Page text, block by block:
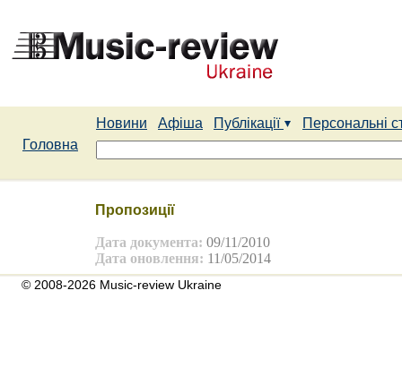
Новини Афіша Публікації
Персональні
Головна
Пропозиції
Дата документа: 09/11/2010
Дата оновлення: 11/05/2014
© 2008-2026 Music-review Ukraine